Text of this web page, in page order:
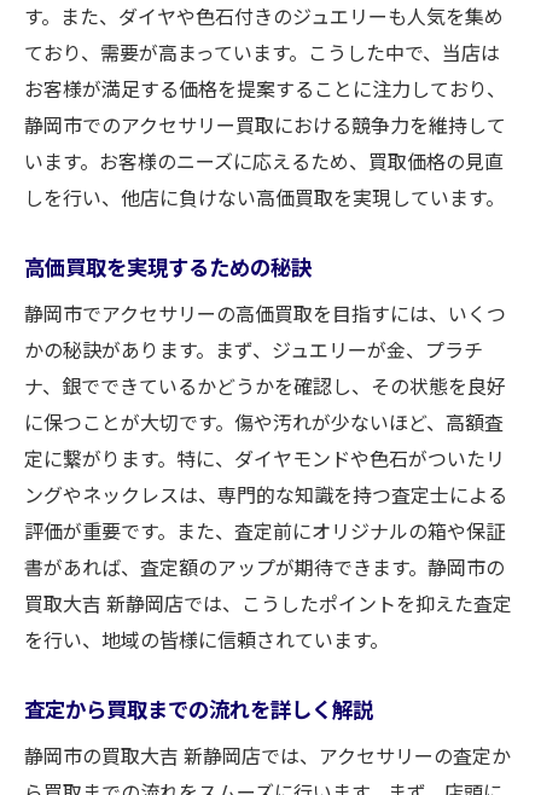
初心者でも安心の買取準備のコツ
プロに相談する際に知っておくべきこと
査定前にできるアクセサリーの手入れ方法
初めての方におすすめの買取店の選び方
買取時のトラブルを避けるための注意点
す。また、ダイヤや色石付きのジュエリーも人気を集め
ており、需要が高まっています。こうした中で、当店は
お客様が満足する価格を提案することに注力しており、
静岡市でのアクセサリー買取における競争力を維持して
います。お客様のニーズに応えるため、買取価格の見直
しを行い、他店に負けない高価買取を実現しています。
高価買取を実現するための秘訣
静岡市でアクセサリーの高価買取を目指すには、いくつ
かの秘訣があります。まず、ジュエリーが金、プラチ
ナ、銀でできているかどうかを確認し、その状態を良好
に保つことが大切です。傷や汚れが少ないほど、高額査
定に繋がります。特に、ダイヤモンドや色石がついたリ
ングやネックレスは、専門的な知識を持つ査定士による
評価が重要です。また、査定前にオリジナルの箱や保証
書があれば、査定額のアップが期待できます。静岡市の
買取大吉 新静岡店では、こうしたポイントを抑えた査定
を行い、地域の皆様に信頼されています。
査定から買取までの流れを詳しく解説
静岡市の買取大吉 新静岡店では、アクセサリーの査定か